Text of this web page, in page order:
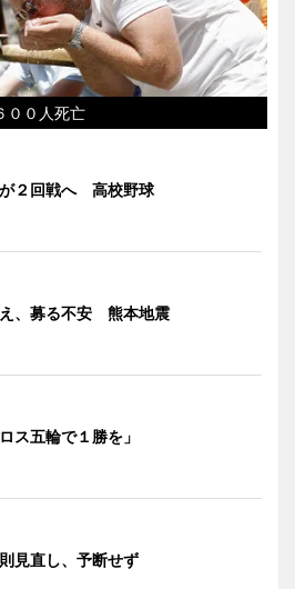
００人死亡
２回戦へ 高校野球
、募る不安 熊本地震
ス五輪で１勝を」
見直し、予断せず